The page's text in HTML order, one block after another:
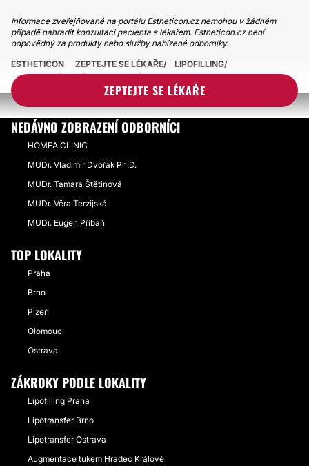
Informace zveřejňované na portálu Estheticon.cz nemohou v žádném
případě nahradit konzultaci pacienta s lékařem. Estheticon.cz není
odpovědný za produkty nebo služby nabízené odborníky.
ZEPTEJTE SE LÉKAŘE
ESTHETICON ZEPTEJTE SE LÉKAŘE
LIPOFILLING
OMLAZENÍ OBLIČEJE VLASTNÍM TUKEM
NEDÁVNO ZOBRAZENÍ ODBORNÍCI
HOMEA CLINIC
MUDr. Vladimír Dvořák Ph.D.
MUDr. Tamara Štětinová
MUDr. Věra Terzijská
MUDr. Eugen Příbaň
TOP LOKALITY
Praha
Brno
Plzeň
Olomouc
Ostrava
ZÁKROKY PODLE LOKALITY
Lipofilling Praha
Lipotransfer Brno
Lipotransfer Ostrava
Augmentace tukem Hradec Králové